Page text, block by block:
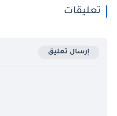
تعليقات
إرسال تعليق